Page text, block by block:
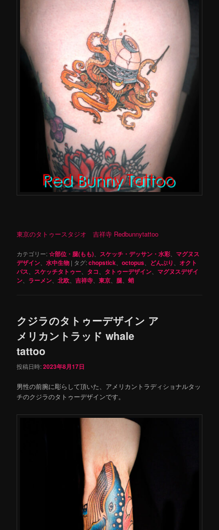
東京のタトゥースタジオ 吉祥寺 Redbunnytattoo
カテゴリー:☆部位・腿(もも) スケッチ・デッサン・水彩
マグヌス
デザイン 、水中生物 | タグ:chopstick 、octopus どんぶり 、オクト
パス
スケッチタトゥー タコ タトゥーデザイン
マグヌスデザイ
ン
ラーメン 、北欧 、吉祥寺 、東京 腿 、蛸
クジラのタトゥーデザイン ア
メリカントラッド whale
tattoo
投稿日時:2023年8月17日
男性の前腕に彫らして頂いた、アメリカントラディショナルタッ
チのクジラのタトゥーデザインです。